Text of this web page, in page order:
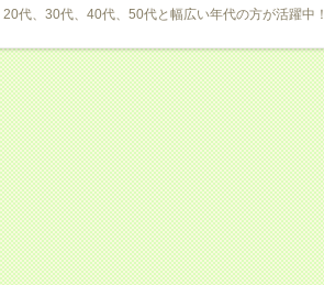
20代、30代、40代、50代と幅広い年代の方が活躍中！